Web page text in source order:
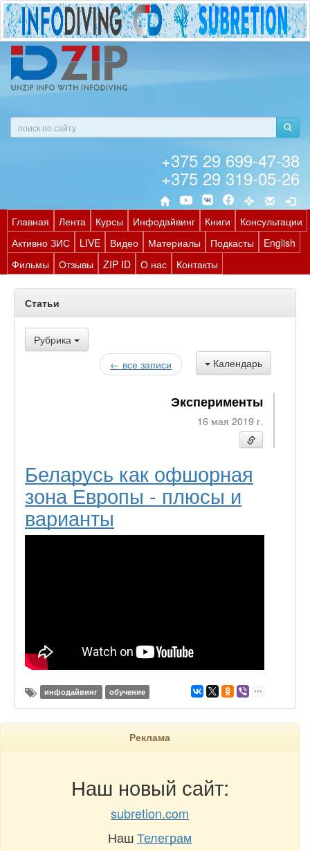
+375 29 699-47-38
+375 29 319-05-26
Главная Лента Курсы Инфодайвинг Книги
Консультации
Активно ЗИС
LIVE Видео Материалы Подкасты
English
Фильмы
Отзывы ZIP ID О нас Контакты
Статьи
Рубрика
Календарь
← все записи
Эксперименты
16 мая 2019 г.
Беларусь как офшорная
зона Европы - плюсы и
варианты
инфодайвинг обучение
Реклама
Наш новый сайт:
subretion.com
НашТелеграм